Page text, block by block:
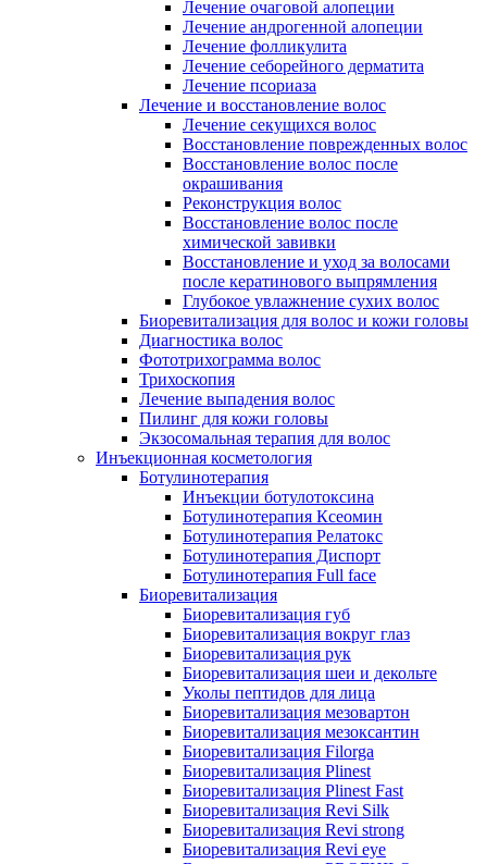
Лечение очаговой алопеции
Лечение андрогенной алопеции
Лечение фолликулита
Лечение себорейного дерматита
Лечение псориаза
Лечение и восстановление волос
Лечение секущихся волос
Восстановление поврежденных волос
Восстановление волос после
окрашивания
Реконструкция волос
Восстановление волос после
химической завивки
Восстановление и уход за волосами
после кератинового выпрямления
Глубокое увлажнение сухих волос
Биоревитализация для волос и кожи головы
Диагностика волос
Фототрихограмма волос
Трихоскопия
Лечение выпадения волос
Пилинг для кожи головы
Экзосомальная терапия для волос
Инъекционная косметология
Ботулинотерапия
Инъекции ботулотоксина
Ботулинотерапия Ксеомин
Ботулинотерапия Релатокс
Ботулинотерапия Диспорт
Ботулинотерапия Full face
Биоревитализация
Биоревитализация губ
Биоревитализация вокруг глаз
Биоревитализация рук
Биоревитализация шеи и декольте
Уколы пептидов для лица
Биоревитализация мезовартон
Биоревитализация мезоксантин
Биоревитализация Filorga
Биоревитализация Plinest
Биоревитализация Plinest Fast
Биоревитализация Revi Silk
Биоревитализация Revi strong
Биоревитализация Revi eye